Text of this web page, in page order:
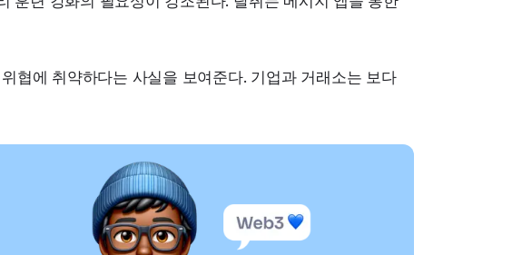
협에 취약하다는 사실을 보여준다. 기업과 거래소는 보다